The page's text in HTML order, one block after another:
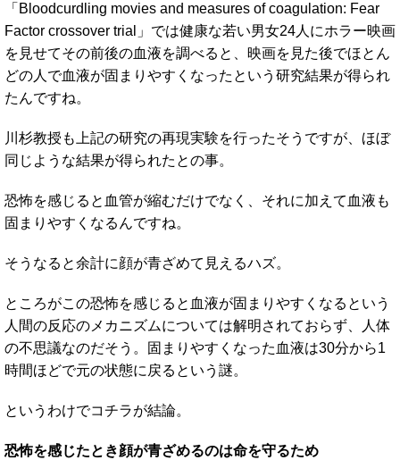
「Bloodcurdling movies and measures of coagulation: Fear
Factor crossover trial」では健康な若い男女24人にホラー映画
を見せてその前後の血液を調べると、映画を見た後でほとん
どの人で血液が固まりやすくなったという研究結果が得られ
たんですね。
川杉教授も上記の研究の再現実験を行ったそうですが、ほぼ
同じような結果が得られたとの事。
恐怖を感じると血管が縮むだけでなく、それに加えて血液も
固まりやすくなるんですね。
そうなると余計に顔が青ざめて見えるハズ。
ところがこの恐怖を感じると血液が固まりやすくなるという
人間の反応のメカニズムについては解明されておらず、人体
の不思議なのだそう。固まりやすくなった血液は30分から1
時間ほどで元の状態に戻るという謎。
というわけでコチラが結論。
恐怖を感じたとき顔が青ざめるのは命を守るため